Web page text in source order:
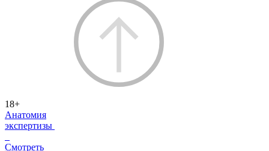
18+
Анатомия
экспертизы
Смотреть